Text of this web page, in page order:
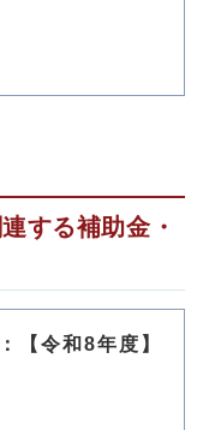
する補助金・
【令和8年度】